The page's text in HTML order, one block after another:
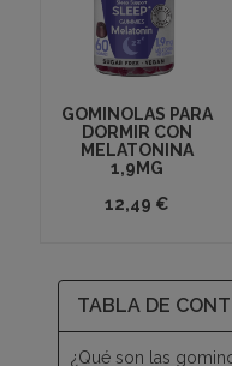
GOMINOLAS PARA
DORMIR CON
MELATONINA
1,9MG
12,49 €
TABLA DE
¿Qué son las